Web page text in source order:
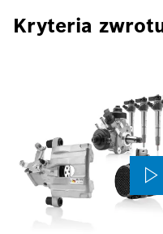
Kryteria